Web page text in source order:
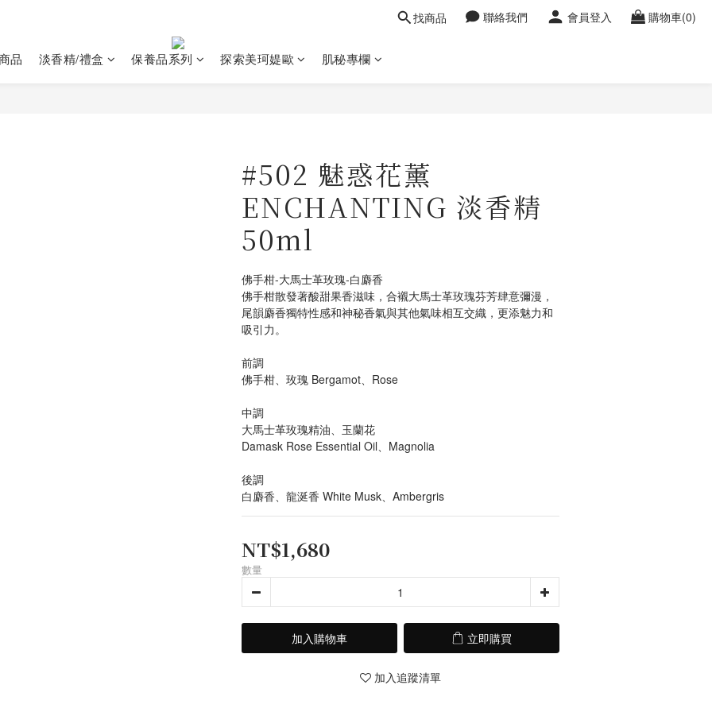
找商品 聯絡我們 會員登入 購物車(0)
品 淡香精/禮盒 保養品系列 探索美珂媞歐 肌秘專欄
#502 魅惑花薰
ENCHANTING 淡香精
50ml
佛手柑-大馬士革玫瑰-白麝香
佛手柑散發著酸甜果香滋味，合襯大馬士革玫瑰芬芳肆意彌漫，
尾韻麝香獨特性感和神秘香氣與其他氣味相互交織，更添魅力和
吸引力。
前調
佛手柑、玫瑰 Bergamot、Rose
中調
大馬士革玫瑰精油、玉蘭花
Damask Rose Essential Oil、Magnolia
後調
白麝香、龍涎香 White Musk、Ambergris
NT$1,680
數量
加入購物車 立即購買
加入追蹤清單